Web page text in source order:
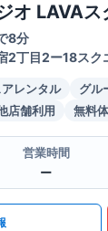
オ LAVA
8分
2丁目2ー18ス
レンタル グル
店舗利用 無料
営業時間
ー